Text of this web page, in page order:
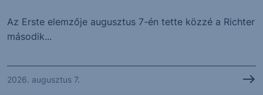
Az Erste elemzője augusztus 7-én tette közzé a Richter
második...
2026. augusztus 7.